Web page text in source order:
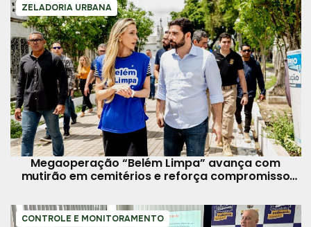
ZELADORIA URBANA
Megaoperação “Belém Limpa” avança com
mutirão em cemitérios e reforça compromisso
CONTROLE E MONITORAMENTO